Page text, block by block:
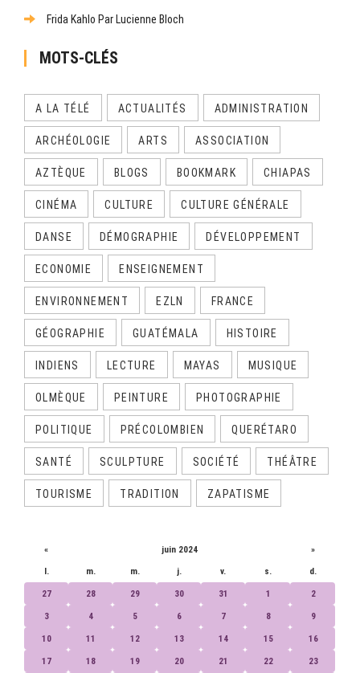
Frida Kahlo Par Lucienne Bloch
MOTS-CLÉS
A LA TÉLÉ ACTUALITÉS ADMINISTRATION
ARCHÉOLOGIE ARTS ASSOCIATION
AZTÈQUE BLOGS BOOKMARK CHIAPAS
CINÉMA CULTURE CULTURE GÉNÉRALE
DANSE DÉMOGRAPHIE DÉVELOPPEMENT
ECONOMIE ENSEIGNEMENT
ENVIRONNEMENT EZLN FRANCE
GÉOGRAPHIE GUATÉMALA HISTOIRE
INDIENS LECTURE MAYAS MUSIQUE
OLMÈQUE PEINTURE PHOTOGRAPHIE
POLITIQUE PRÉCOLOMBIEN QUERÉTARO
SANTÉ SCULPTURE SOCIÉTÉ THÉÂTRE
TOURISME TRADITION ZAPATISME
« juin 2024 »
l. m. m. j. v. s. d.
27 28 29 30 31 1 2
3 4 5 6 7 8 9
10 11 12 13 14 15 16
17 18 19 20 21 22 23